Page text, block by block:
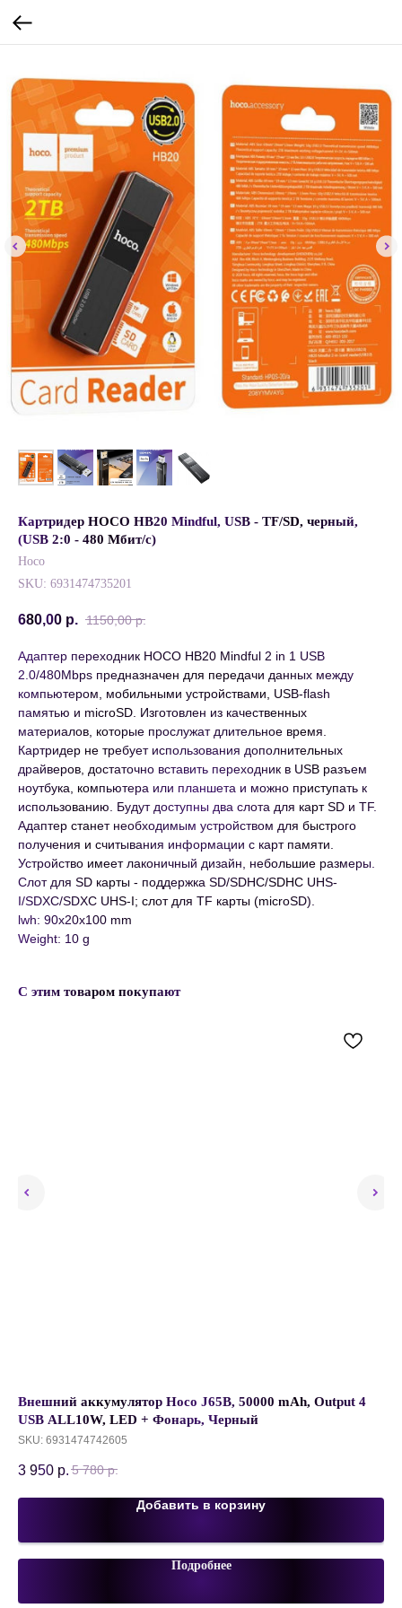
Картридер HOCO HB20 Mindful, USB - TF/SD, черный,
(USB 2:0 - 480 Мбит/с)
Hoco
SKU: 6931474735201
680,00 р. 1150,00 р.
Адаптер переходник HOCO HB20 Mindful 2 in 1 USB
2.0/480Mbps предназначен для передачи данных между
компьютером, мобильными устройствами, USB-flash
памятью и microSD. Изготовлен из качественных
материалов, которые прослужат длительное время.
Картридер не требует использования дополнительных
драйверов, достаточно вставить переходник в USB разъем
ноутбука, компьютера или планшета и можно приступать к
использованию. Будут доступны два слота для карт SD и TF.
Адаптер станет необходимым устройством для быстрого
получения и считывания информации с карт памяти.
Устройство имеет лаконичный дизайн, небольшие размеры.
Слот для SD карты - поддержка SD/SDHC/SDHC UHS-
I/SDXC/SDXC UHS-I; слот для TF карты (microSD).
lwh: 90x20x100 mm
Weight: 10 g
С этим товаром покупают
Внешний аккумулятор Hoco J65B, 50000 mAh, Output 4
USB ALL10W, LED + Фонарь, Черный
SKU: 6931474742605
3 950 р. 5 780 р.
Добавить в корзину
Подробнее